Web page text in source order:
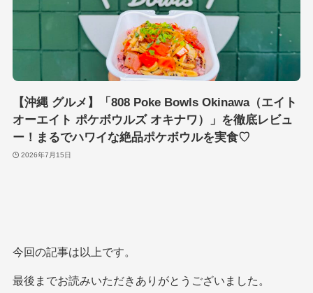
【沖縄 グルメ】「808 Poke Bowls Okinawa（エイト
オーエイト ポケボウルズ オキナワ）」を徹底レビュ
ー！まるでハワイな絶品ポケボウルを実食♡
2026年7月15日
今回の記事は以上です。
最後までお読みいただきありがとうございました。